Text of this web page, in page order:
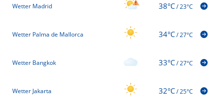
Wetter Madrid 38°C/23°C
Wetter Palma de Mallorca 34°C/27°C
Wetter Bangkok 33°C/27°C
Wetter Jakarta 32°C/25°C